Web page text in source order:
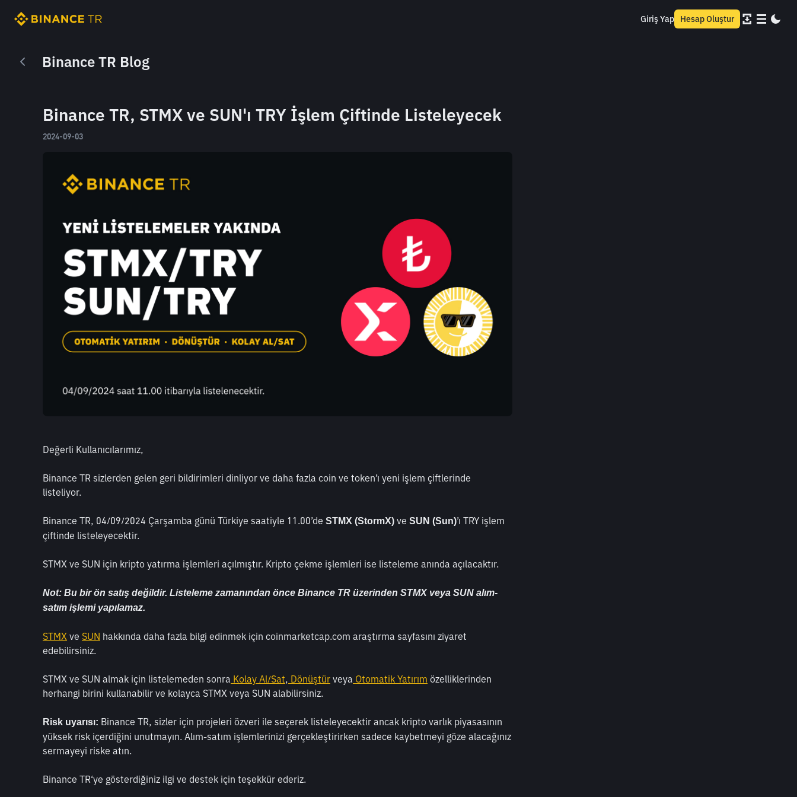
Giriş Yap Hesap Oluştur
Binance TR Blog
Binance TR, STMX ve SUN'ı TRY İşlem Çiftinde Listeleyecek
2024-09-03
Değerli Kullanıcılarımız,
Binance TR sizlerden gelen geri bildirimleri dinliyor ve daha fazla coin ve token’ı yeni işlem çiftlerinde
listeliyor.
Binance TR, 04/09/2024 Çarşamba günü Türkiye saatiyle 11.00’de STMX (StormX) ve SUN (Sun)’ı TRY işlem
çiftinde listeleyecektir.
STMX ve SUN için kripto yatırma işlemleri açılmıştır. Kripto çekme işlemleri ise listeleme anında açılacaktır.
Not: Bu bir ön satış değildir. Listeleme zamanından önce Binance TR üzerinden STMX veya SUN alım-
satım işlemi yapılamaz.
STMX ve SUN hakkında daha fazla bilgi edinmek için coinmarketcap.com araştırma sayfasını ziyaret
edebilirsiniz.
STMX ve SUN almak için listelemeden sonra Kolay Al/Sat, Dönüştür veya Otomatik Yatırım özelliklerinden
herhangi birini kullanabilir ve kolayca STMX veya SUN alabilirsiniz.
Risk uyarısı: Binance TR, sizler için projeleri özveri ile seçerek listeleyecektir ancak kripto varlık piyasasının
yüksek risk içerdiğini unutmayın. Alım-satım işlemlerinizi gerçekleştirirken sadece kaybetmeyi göze alacağınız
sermayeyi riske atın.
Binance TR‘ye gösterdiğiniz ilgi ve destek için teşekkür ederiz.